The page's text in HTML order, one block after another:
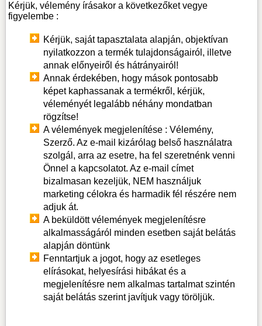
Kérjük, vélemény írásakor a következőket vegye
figyelembe :
Kérjük, saját tapasztalata alapján, objektívan
nyilatkozzon a termék tulajdonságairól, illetve
annak előnyeiről és hátrányairól!
Annak érdekében, hogy mások pontosabb
képet kaphassanak a termékről, kérjük,
véleményét legalább néhány mondatban
rögzítse!
A vélemények megjelenítése : Vélemény,
Szerző. Az e-mail kizárólag belső használatra
szolgál, arra az esetre, ha fel szeretnénk venni
Önnel a kapcsolatot. Az e-mail címet
bizalmasan kezeljük, NEM használjuk
marketing célokra és harmadik fél részére nem
adjuk át.
A beküldött vélemények megjelenítésre
alkalmasságáról minden esetben saját belátás
alapján döntünk
Fenntartjuk a jogot, hogy az esetleges
elírásokat, helyesírási hibákat és a
megjelenítésre nem alkalmas tartalmat szintén
saját belátás szerint javítjuk vagy töröljük.